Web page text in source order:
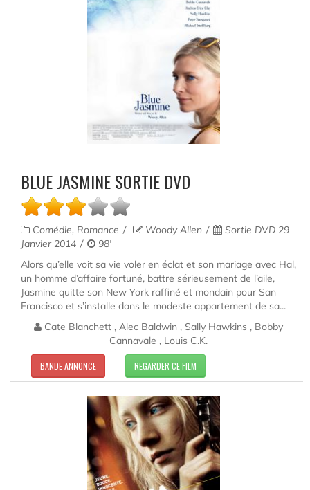
BLUE JASMINE SORTIE DVD
Comédie, Romance Woody Allen
Sortie DVD 29
Janvier 2014
98'
Alors qu’elle voit sa vie voler en éclat et son mariage avec Hal,
un homme d’affaire fortuné, battre sérieusement de l’aile,
Jasmine quitte son New York raffiné et mondain pour San
Francisco et s’installe dans le modeste appartement de sa...
Cate Blanchett , Alec Baldwin , Sally Hawkins , Bobby
Cannavale , Louis C.K.
BANDE ANNONCE REGARDER CE FILM